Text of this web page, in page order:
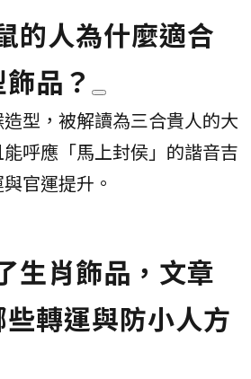
的人為什麼適合
品？
型，被解讀為三合貴人的大
呼應「馬上封侯」的諧音吉
官運提升。
生肖飾品，文章
轉運與防小人方